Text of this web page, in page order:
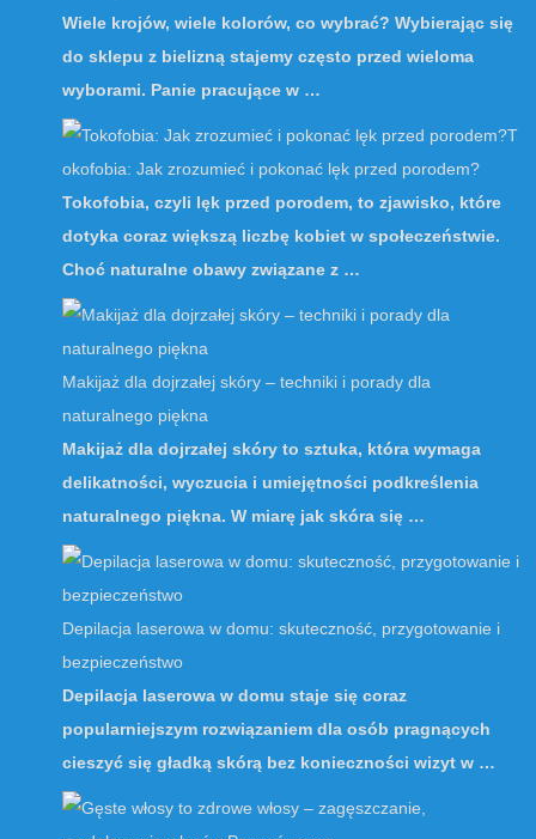
Wiele krojów, wiele kolorów, co wybrać? Wybierając się
do sklepu z bielizną stajemy często przed wieloma
wyborami. Panie pracujące w …
T
okofobia: Jak zrozumieć i pokonać lęk przed porodem?
Tokofobia, czyli lęk przed porodem, to zjawisko, które
dotyka coraz większą liczbę kobiet w społeczeństwie.
Choć naturalne obawy związane z …
Makijaż dla dojrzałej skóry – techniki i porady dla
naturalnego piękna
Makijaż dla dojrzałej skóry to sztuka, która wymaga
delikatności, wyczucia i umiejętności podkreślenia
naturalnego piękna. W miarę jak skóra się …
Depilacja laserowa w domu: skuteczność, przygotowanie i
bezpieczeństwo
Depilacja laserowa w domu staje się coraz
popularniejszym rozwiązaniem dla osób pragnących
cieszyć się gładką skórą bez konieczności wizyt w …